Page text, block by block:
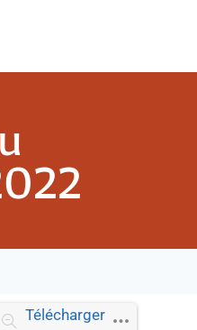
Télécharger